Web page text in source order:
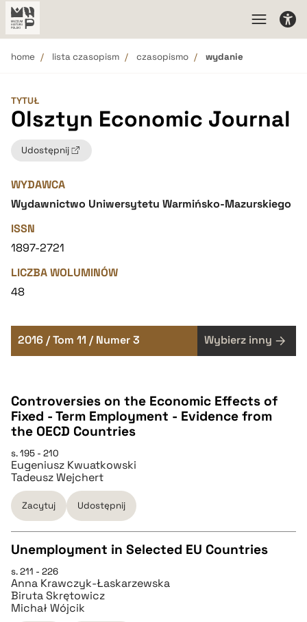
home lista czasopism czasopismo wydanie
TYTUŁ
Olsztyn Economic Journal
Udostępnij
WYDAWCA
Wydawnictwo Uniwersytetu Warmińsko-Mazurskiego
ISSN
1897-2721
LICZBA WOLUMINÓW
48
2016 / Tom 11 / Numer 3 Wybierz inny
Controversies on the Economic Effects of
Fixed - Term Employment - Evidence from
the OECD Countries
s. 195 - 210
Eugeniusz Kwuatkowski
Tadeusz Wejchert
Zacytuj Udostępnij
CZYSTY TEKST
pobierz cytat
Unemployment in Selected EU Countries
s. 211 - 226
Anna Krawczyk-Łaskarzewska
Biruta Skrętowicz
Michał Wójcik